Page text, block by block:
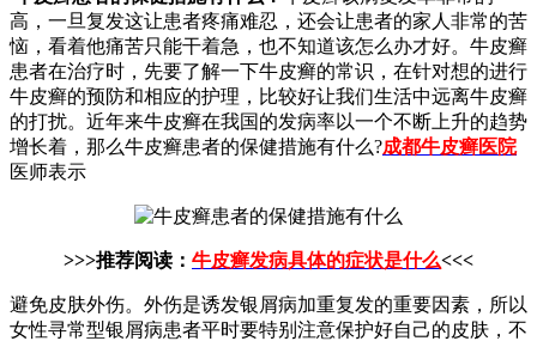
高，一旦复发这让患者疼痛难忍，还会让患者的家人非常的苦
恼，看着他痛苦只能干着急，也不知道该怎么办才好。牛皮癣
患者在治疗时，先要了解一下牛皮癣的常识，在针对想的进行
牛皮癣的预防和相应的护理，比较好让我们生活中远离牛皮癣
的打扰。近年来牛皮癣在我国的发病率以一个不断上升的趋势
增长着，那么牛皮癣患者的保健措施有什么?成都牛皮癣医院
医师表示
>>>推荐阅读： 牛皮癣发病具体的症状是什么<<<
避免皮肤外伤。外伤是诱发银屑病加重复发的重要因素，所以
女性寻常型银屑病患者平时要特别注意保护好自己的皮肤，不